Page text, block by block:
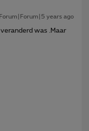
Forum|Forum|5 years ago
was .Maar